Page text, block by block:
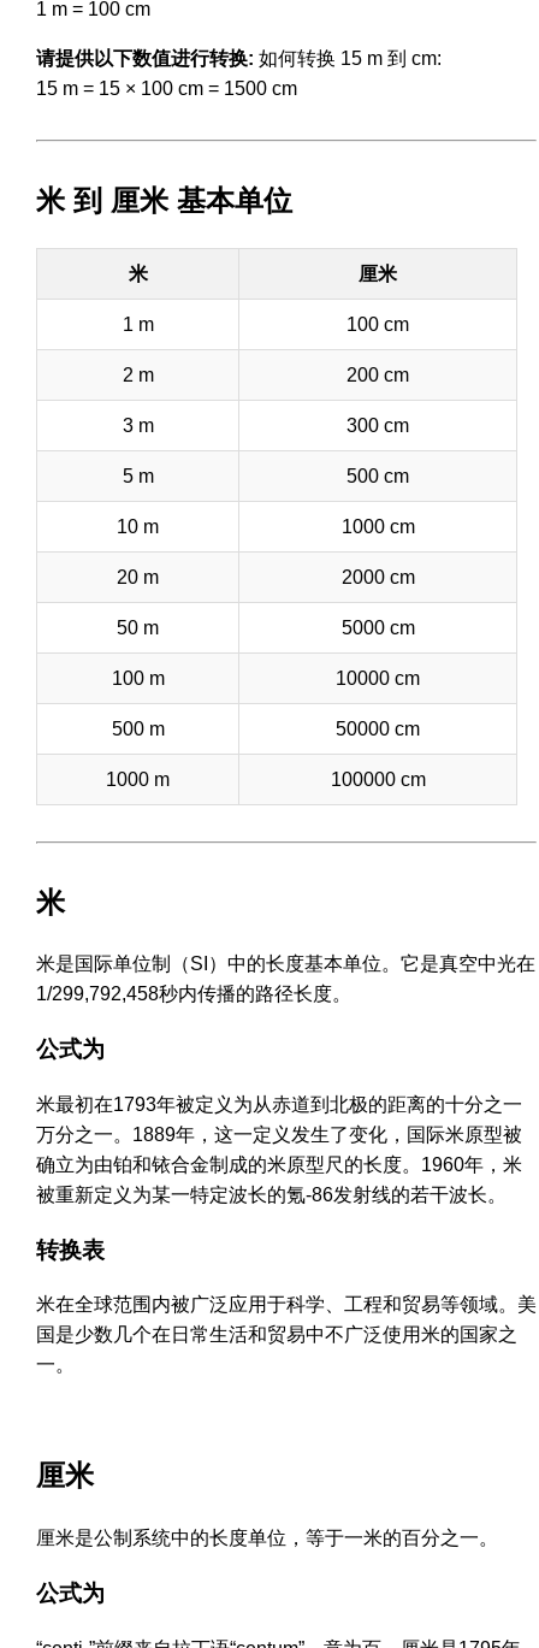
1 m = 100 cm
请提供以下数值进行转换: 如何转换 15 m 到 cm:
15 m = 15 × 100 cm = 1500 cm
米 到 厘米 基本单位
米 厘米
1 m 100 cm
2 m 200 cm
3 m 300 cm
5 m 500 cm
10 m 1000 cm
20 m 2000 cm
50 m 5000 cm
100 m 10000 cm
500 m 50000 cm
1000 m 100000 cm
米
米是国际单位制（SI）中的长度基本单位。它是真空中光在
1/299,792,458秒内传播的路径长度。
公式为
米最初在1793年被定义为从赤道到北极的距离的十分之一
万分之一。1889年，这一定义发生了变化，国际米原型被
确立为由铂和铱合金制成的米原型尺的长度。1960年，米
被重新定义为某一特定波长的氪-86发射线的若干波长。
转换表
米在全球范围内被广泛应用于科学、工程和贸易等领域。美
国是少数几个在日常生活和贸易中不广泛使用米的国家之
一。
厘米
厘米是公制系统中的长度单位，等于一米的百分之一。
公式为